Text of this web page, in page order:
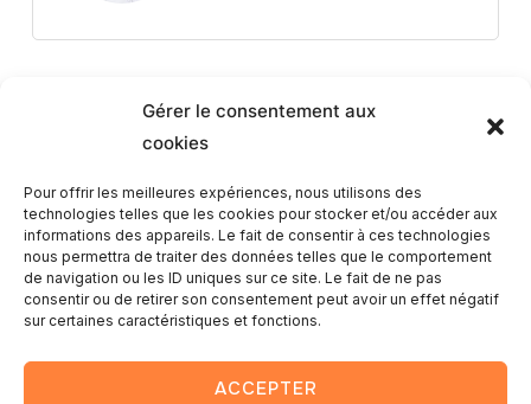
Gérer le consentement aux
cookies
Pour offrir les meilleures expériences, nous utilisons des
technologies telles que les cookies pour stocker et/ou accéder aux
informations des appareils. Le fait de consentir à ces technologies
nous permettra de traiter des données telles que le comportement
de navigation ou les ID uniques sur ce site. Le fait de ne pas
consentir ou de retirer son consentement peut avoir un effet négatif
sur certaines caractéristiques et fonctions.
ACCEPTER
Article Précédent
Un Setup Cinéma Abordable pour
Mes Tournages – Mon retour sur le
Jib Arm & Dolly Proaim